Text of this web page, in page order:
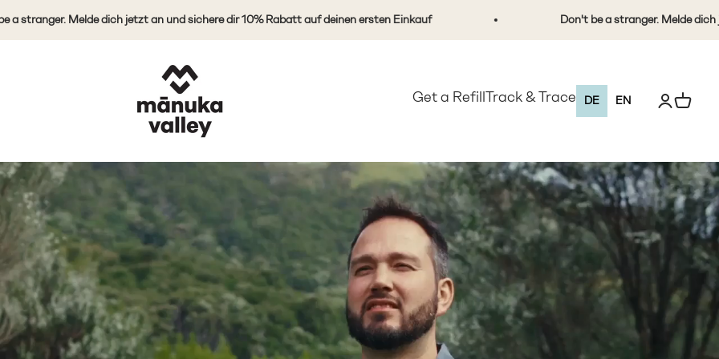
dich jetzt an und sichere dir 10% Rabatt auf deinen ersten Einkauf Don't be a stranger. Melde dich jetzt an und
Mānuka Valley Honey
Get a RefillTrack & Trace DE EN